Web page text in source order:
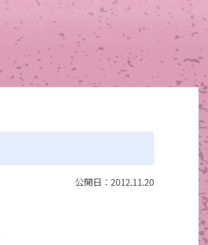
公開日：2012.11.20